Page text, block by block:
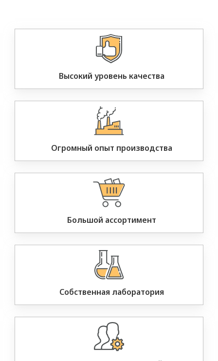
Высокий уровень качества
Огромный опыт производства
Большой ассортимент
Собственная лаборатория